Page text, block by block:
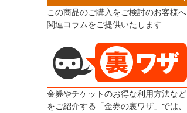
この商品のご購入をご検討のお客様へ
関連コラムをご提供いたします
金券やチケットのお得な利用方法など
をご紹介する「金券の裏ワザ」では、